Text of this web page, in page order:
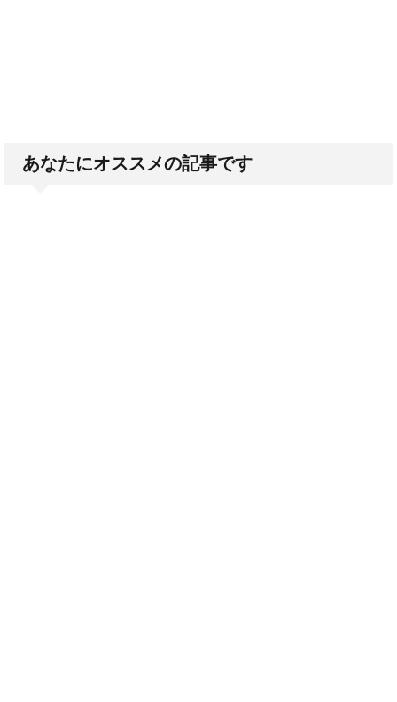
あなたにオススメの記事です